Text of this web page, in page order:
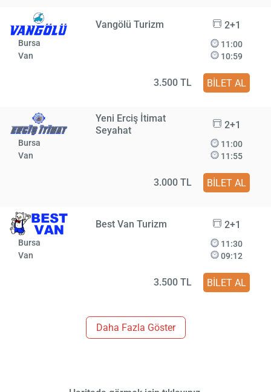
Vangölü Turizm 2+1
Bursa
Van
11:00
10:59
3.500 TL BİLET AL
Yeni Erciş İtimat
Seyahat
2+1
Bursa
Van
11:00
11:55
3.000 TL BİLET AL
Best Van Turizm 2+1
Bursa
Van
11:30
09:12
3.500 TL BİLET AL
Daha Fazla Göster